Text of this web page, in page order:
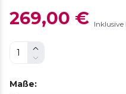
269,00 € Inklusive
Maße: